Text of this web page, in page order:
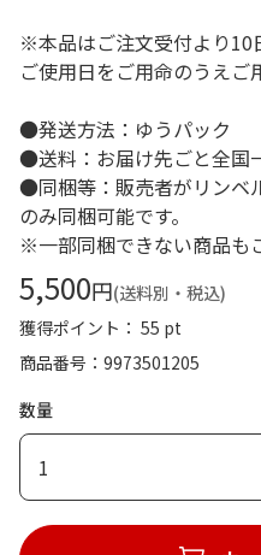
※本品はご注文受付より10
ご使用日をご用命のうえご
●発送方法：ゆうパック
●送料：お届け先ごと全国
●同梱等：販売者がリンベ
のみ同梱可能です。
※一部同梱できない商品も
5,500円(送料別・税込)
獲得ポイント： 55 pt
商品番号
9973501205
数量
1